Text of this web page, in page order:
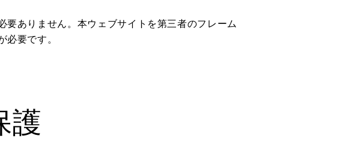
ありません。本ウェブサイトを第三者のフレーム
必要です。
護